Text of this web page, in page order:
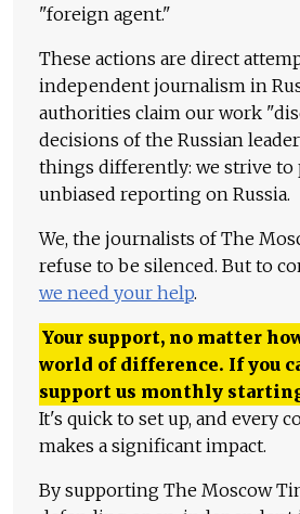
"foreign agent."
These actions are direct
independent journalism in
authorities claim our work
decisions of the Russian
things differently: we strive to
unbiased reporting on Russia.
We, the journalists of The
refuse to be silenced. But to
we need your help.
Your support, no matter
world of difference. If you
support us monthly
It's quick to set up, and every
makes a significant impact.
By supporting The Moscow